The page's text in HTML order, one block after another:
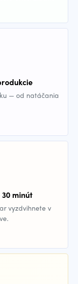
— od natáčania
minút
vyzdvihnete v